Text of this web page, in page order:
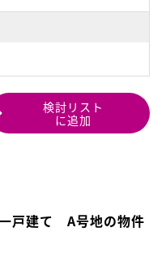
検討リスト
に追加
戸建て A号地の物件